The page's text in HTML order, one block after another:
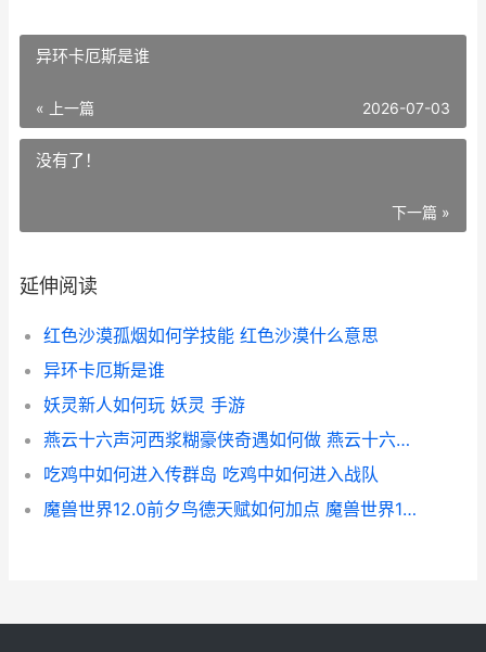
异环卡厄斯是谁
« 上一篇 2026-07-03
没有了！
下一篇 »
延伸阅读
红色沙漠孤烟如何学技能 红色沙漠什么意思
异环卡厄斯是谁
妖灵新人如何玩 妖灵 手游
燕云十六声河西浆糊豪侠奇遇如何做 燕云十六声河西明暗线全收集
吃鸡中如何进入传群岛 吃鸡中如何进入战队
魔兽世界12.0前夕鸟德天赋如何加点 魔兽世界12.0前夕任务在哪接